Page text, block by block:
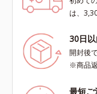
は、
30日
開封後
※商品
最短